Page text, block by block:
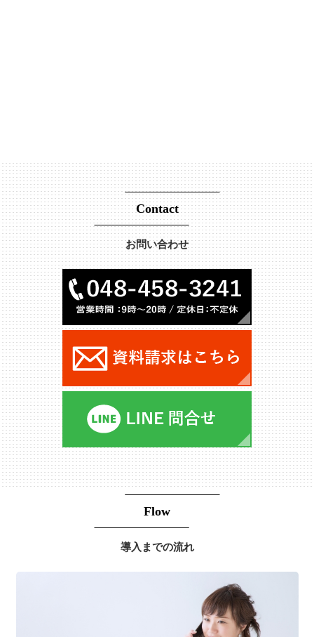
Contact
お問い合わせ
Flow
導入までの流れ